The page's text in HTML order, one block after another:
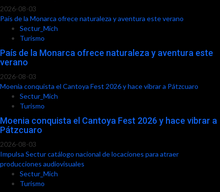
2026-08-03
País de la Monarca ofrece naturaleza y aventura este verano
Sectur_Mich
Turismo
País de la Monarca ofrece naturaleza y aventura este
verano
2026-08-03
Moenia conquista el Cantoya Fest 2026 y hace vibrar a Pátzcuaro
Sectur_Mich
Turismo
Moenia conquista el Cantoya Fest 2026 y hace vibrar a
Pátzcuaro
2026-08-03
Impulsa Sectur catálogo nacional de locaciones para atraer
producciones audiovisuales
Sectur_Mich
Turismo